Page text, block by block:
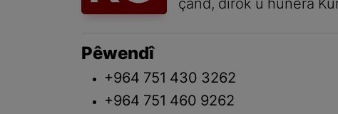
çand, dîrok û hunera
Pêwendî
+964 751 430 3262
+964 751 460 9262